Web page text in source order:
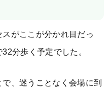
がここが分かれ目だっ
分歩く予定でした。
、迷うことなく会場に到